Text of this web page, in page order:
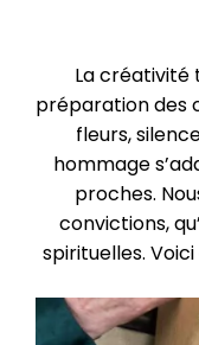
La créativité
préparation des
fleurs,
hommage
proches.
convictions,
spirituelles.